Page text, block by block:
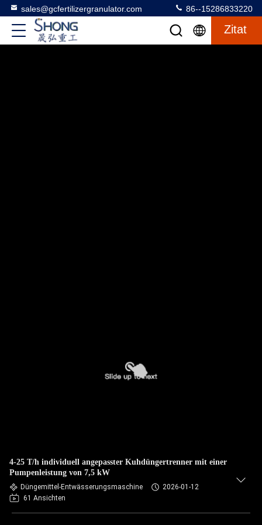
sales@gcfertilizergranulator.com 86--15286833220
Zitat
4-25 T/h individuell angepasster Kuhdüngertrenner mit einer
Pumpenleistung von 7,5 kW
Düngemittel-Entwässerungsmaschine
2026-01-12
61 Ansichten